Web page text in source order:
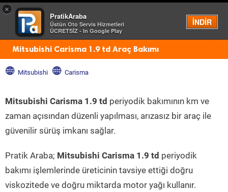
×
PratikAraba
Üstün Oto Servis Hizmetleri
ÜCRETSİZ - In Google Play
İNDİR
Menü
Mitsubishi Carisma 1.9 td Araç Bakımı
Mitsubishi Carisma
Mitsubishi Carisma 1.9 td periyodik bakımının km ve
zaman açısından düzenli yapılması, arızasız bir araç ile
güvenilir sürüş imkanı sağlar.
Pratik Araba; Mitsubishi Carisma 1.9 td periyodik
bakımı işlemlerinde üreticinin tavsiye ettiği doğru
viskozitede ve doğru miktarda motor yağı kullanır.